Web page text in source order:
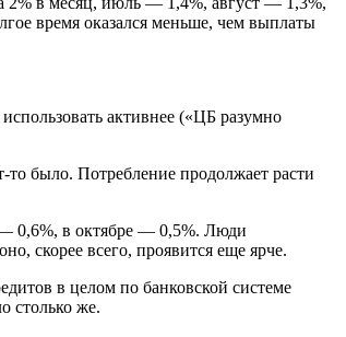
время оказался меньше, чем выплаты
активнее («ЦБ разумно
было. Потребление продолжает расти
— 0,6%, в октябре — 0,5%. Люди
скорее всего, проявится еще ярче.
в целом по банковской системе
столько же.